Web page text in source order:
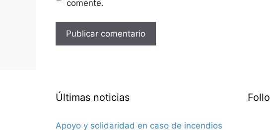
comente.
Últimas noticias
Apoyo y solidaridad en caso de incendios